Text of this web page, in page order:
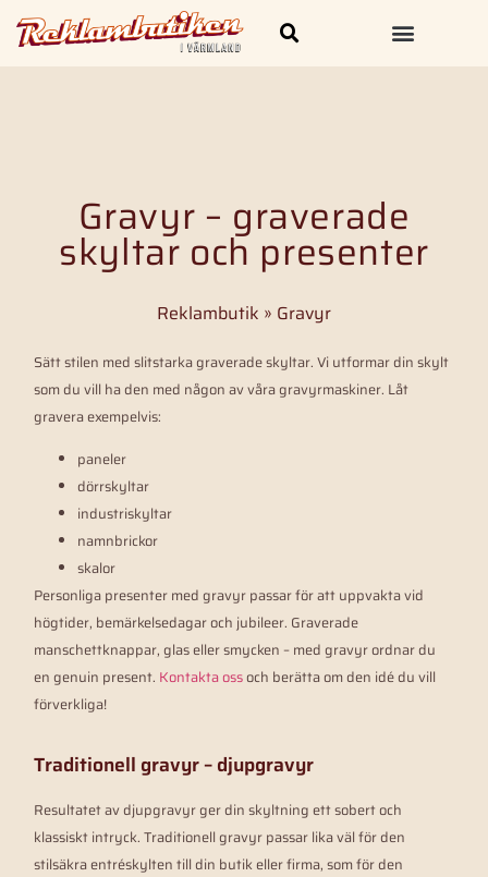
Gravyr – graverade
skyltar och presenter
Reklambutik » Gravyr
Sätt stilen med slitstarka graverade skyltar. Vi utformar din skylt
som du vill ha den med någon av våra gravyrmaskiner. Låt
gravera exempelvis:
paneler
dörrskyltar
industriskyltar
namnbrickor
skalor
Personliga presenter med gravyr passar för att uppvakta vid
högtider, bemärkelsedagar och jubileer. Graverade
manschettknappar, glas eller smycken – med gravyr ordnar du
en genuin present. Kontakta ossoch berätta om den idé du vill
förverkliga!
Traditionell gravyr – djupgravyr
Resultatet av djupgravyr ger din skyltning ett sobert och
klassiskt intryck. Traditionell gravyr passar lika väl för den
stilsäkra entréskylten till din butik eller firma, som för den